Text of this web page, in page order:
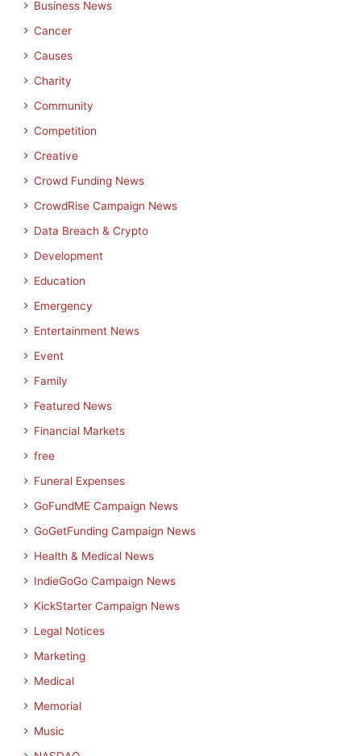
Business News
Cancer
Causes
Charity
Community
Competition
Creative
Crowd Funding News
CrowdRise Campaign News
Data Breach & Crypto
Development
Education
Emergency
Entertainment News
Event
Family
Featured News
Financial Markets
free
Funeral Expenses
GoFundME Campaign News
GoGetFunding Campaign News
Health & Medical News
IndieGoGo Campaign News
KickStarter Campaign News
Legal Notices
Marketing
Medical
Memorial
Music